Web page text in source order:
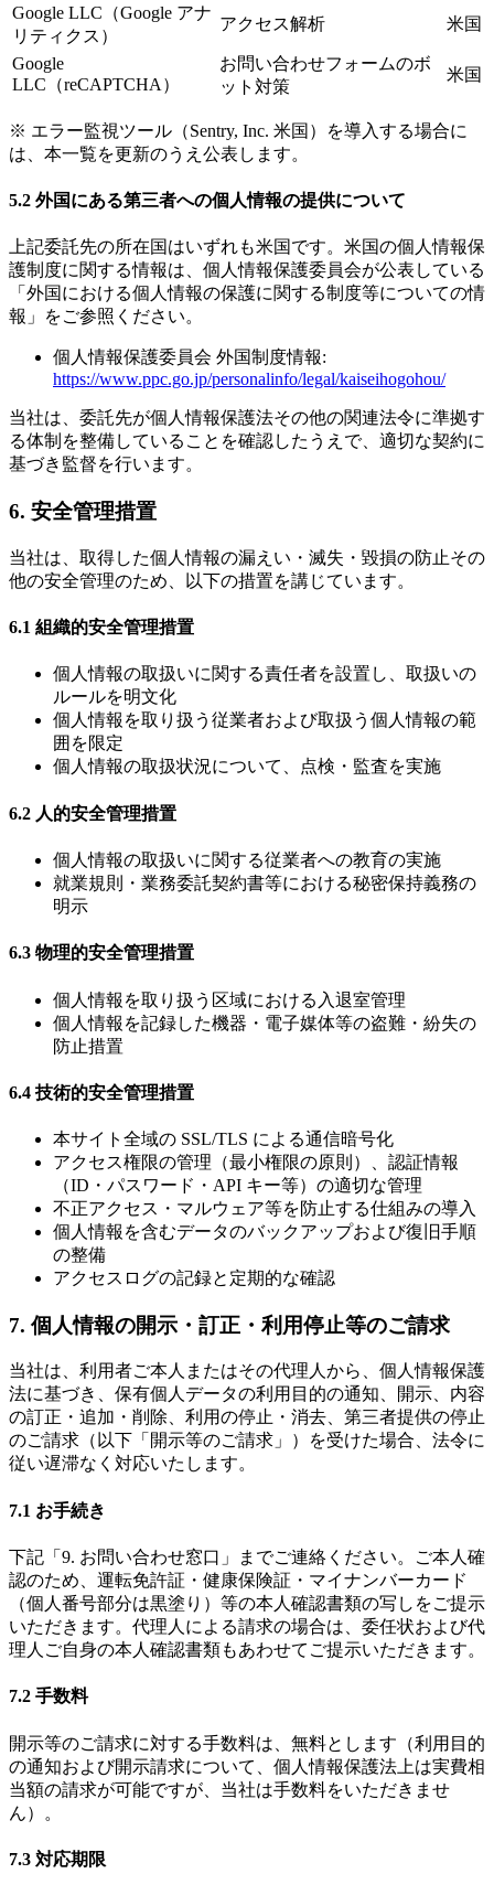
Google LLC（Google アナ
リティクス）
アクセス解析 米国
Google
LLC（reCAPTCHA）
お問い合わせフォームのボ
ット対策
米国
※ エラー監視ツール（Sentry, Inc. 米国）を導入する場合に
は、本一覧を更新のうえ公表します。
5.2 外国にある第三者への個人情報の提供について
上記委託先の所在国はいずれも米国です。米国の個人情報保
護制度に関する情報は、個人情報保護委員会が公表している
「外国における個人情報の保護に関する制度等についての情
報」をご参照ください。
個人情報保護委員会 外国制度情報:
https://www.ppc.go.jp/personalinfo/legal/kaiseihogohou/
当社は、委託先が個人情報保護法その他の関連法令に準拠す
る体制を整備していることを確認したうえで、適切な契約に
基づき監督を行います。
6. 安全管理措置
当社は、取得した個人情報の漏えい・滅失・毀損の防止その
他の安全管理のため、以下の措置を講じています。
6.1 組織的安全管理措置
個人情報の取扱いに関する責任者を設置し、取扱いの
ルールを明文化
個人情報を取り扱う従業者および取扱う個人情報の範
囲を限定
個人情報の取扱状況について、点検・監査を実施
6.2 人的安全管理措置
個人情報の取扱いに関する従業者への教育の実施
就業規則・業務委託契約書等における秘密保持義務の
明示
6.3 物理的安全管理措置
個人情報を取り扱う区域における入退室管理
個人情報を記録した機器・電子媒体等の盗難・紛失の
防止措置
6.4 技術的安全管理措置
本サイト全域の SSL/TLS による通信暗号化
アクセス権限の管理（最小権限の原則）、認証情報
（ID・パスワード・API キー等）の適切な管理
不正アクセス・マルウェア等を防止する仕組みの導入
個人情報を含むデータのバックアップおよび復旧手順
の整備
アクセスログの記録と定期的な確認
7. 個人情報の開示・訂正・利用停止等のご請求
当社は、利用者ご本人またはその代理人から、個人情報保護
法に基づき、保有個人データの利用目的の通知、開示、内容
の訂正・追加・削除、利用の停止・消去、第三者提供の停止
のご請求（以下「開示等のご請求」）を受けた場合、法令に
従い遅滞なく対応いたします。
7.1 お手続き
下記「9. お問い合わせ窓口」までご連絡ください。ご本人確
認のため、運転免許証・健康保険証・マイナンバーカード
（個人番号部分は黒塗り）等の本人確認書類の写しをご提示
いただきます。代理人による請求の場合は、委任状および代
理人ご自身の本人確認書類もあわせてご提示いただきます。
7.2 手数料
開示等のご請求に対する手数料は、無料とします（利用目的
の通知および開示請求について、個人情報保護法上は実費相
当額の請求が可能ですが、当社は手数料をいただきませ
ん）。
7.3 対応期限